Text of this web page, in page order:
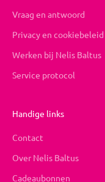
Vraag en antwoord
Privacy en cookiebeleid
Werken bij Nelis Baltus
Service protocol
Handige links
Contact
Over Nelis Baltus
Cadeaubonnen